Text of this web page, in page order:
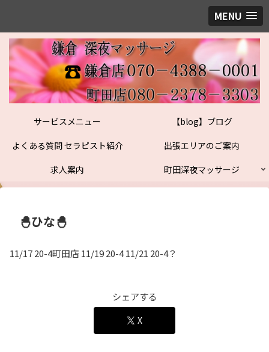
MENU
サービスメニュー
【blog】ブログ
よくある質問 セラピスト紹介
出張エリアのご案内
求人案内
町田深夜マッサージ
🐣ひな🐣
11/17 20-4町田店 11/19 20-4 11/21 20-4？
シェアする
X